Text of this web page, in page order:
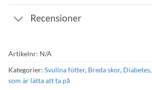
Recensioner
Artikelnr: N/A
Kategorier: Svullna fötter, Breda skor, Diabetes,
som är lätta att ta på